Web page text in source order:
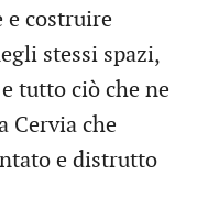
e costruire
stessi spazi,
tutto ciò che ne
Cervia che
e distrutto